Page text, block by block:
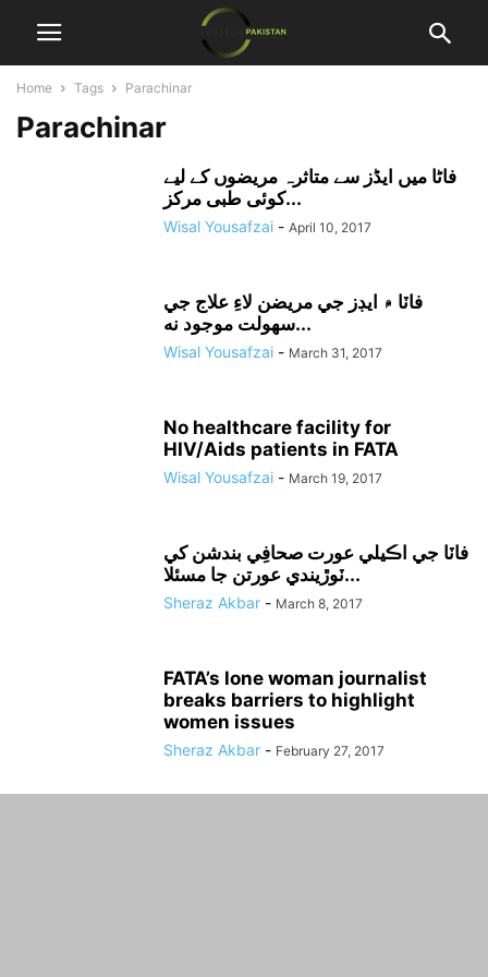
Home Tags Parachinar
Parachinar
فاٹا میں ایڈز سے متاثرہ مریضوں کے لیے
کوئی طبی مرکز...
Wisal Yousafzai - April 10, 2017
فاٽا ۾ ايڊز جي مريضن لاءِ علاج جي
سهولت موجود نه...
Wisal Yousafzai - March 31, 2017
No healthcare facility for
HIV/Aids patients in FATA
Wisal Yousafzai - March 19, 2017
فاٽا جي اڪيلي عورت صحافِي بندشن کي
ٽوڙيندي عورتن جا مسئلا...
Sheraz Akbar - March 8, 2017
FATA’s lone woman journalist
breaks barriers to highlight
women issues
Sheraz Akbar - February 27, 2017